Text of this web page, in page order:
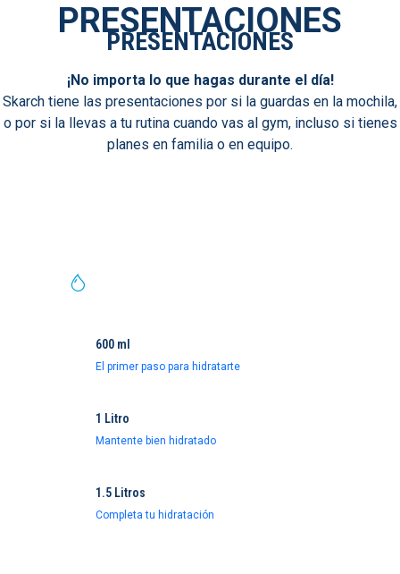
PRESENTACIONES
PRESENTACIONES
¡No importa lo que hagas durante el día!
Skarch tiene las presentaciones por si la guardas en la mochila,
o por si la llevas a tu rutina cuando vas al gym, incluso si tienes
planes en familia o en equipo.
600 ml
El primer paso para hidratarte
1 Litro
Mantente bien hidratado
1.5 Litros
Completa tu hidratación